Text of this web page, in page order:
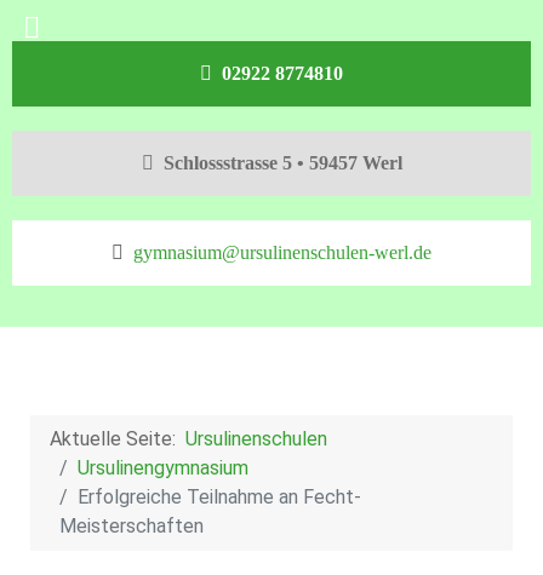
02922 8774810
Schlossstrasse 5 • 59457 Werl
gymnasium@ursulinenschulen-werl.de
Aktuelle Seite: Ursulinenschulen
Ursulinengymnasium
Erfolgreiche Teilnahme an Fecht-
Meisterschaften